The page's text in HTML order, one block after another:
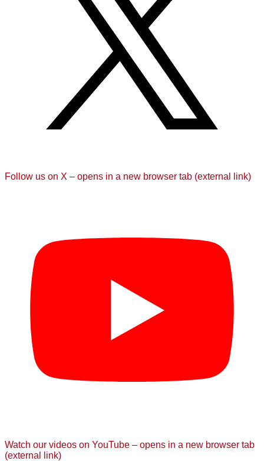
Follow us on X – opens in a new browser tab (external link)
Watch our videos on YouTube – opens in a new browser tab
(external link)